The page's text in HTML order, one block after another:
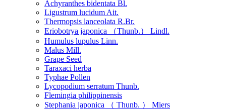
Achyranthes bidentata Bl.
Ligustrum lucidum Ait.
Thermopsis lanceolata R.Br.
Eriobotrya japonica （Thunb.） Lindl.
Humulus lupulus Linn.
Malus Mill.
Grape Seed
Taraxaci herba
Typhae Pollen
Lycopodium serratum Thunb.
Flemingia philippinensis
Stephania japonica （ Thunb. ） Miers